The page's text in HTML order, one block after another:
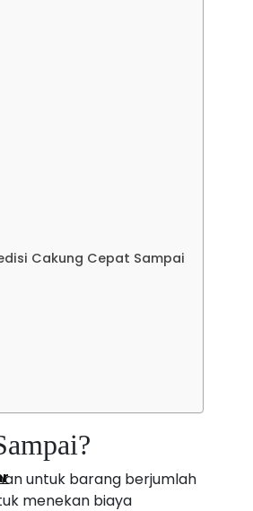
Cakung Cepat Sampai
untuk barang berjumlah
menekan biaya